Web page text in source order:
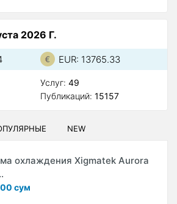
2026 Г.
EUR: 13765.33
Услуг: 49
Публикаций: 15157
NEW
охлаждения Xigmatek Aurora
сум